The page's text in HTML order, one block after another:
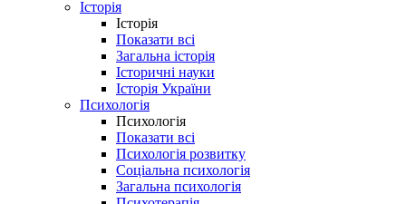
Історія
Історія
Показати всі
Загальна історія
Історичні науки
Історія України
Психологія
Психологія
Показати всі
Психологія розвитку
Соціальна психологія
Загальна психологія